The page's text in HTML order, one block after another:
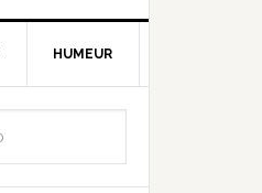
HUMEUR